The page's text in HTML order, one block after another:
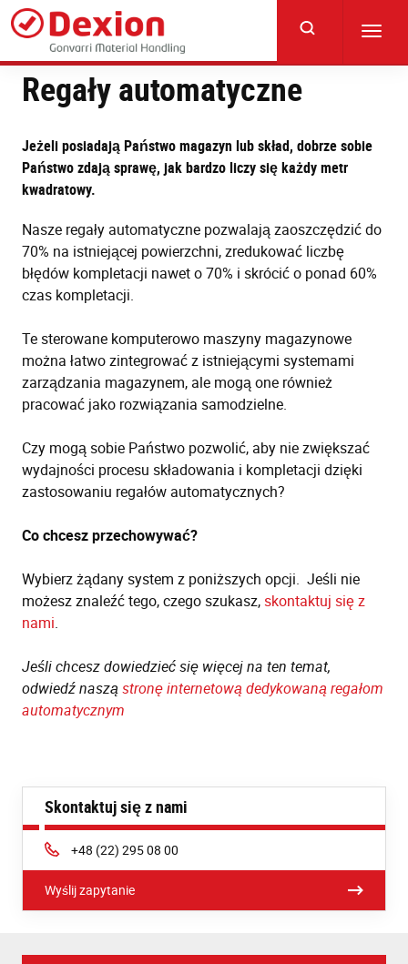
Skip
main
content
Regały automatyczne
Jeżeli posiadają Państwo magazyn lub skład, dobrze sobie
Państwo zdają sprawę, jak bardzo liczy się każdy metr
kwadratowy.
Nasze regały automatyczne pozwalają zaoszczędzić do
70% na istniejącej powierzchni, zredukować liczbę
błędów kompletacji nawet o 70% i skrócić o ponad 60%
czas kompletacji.
Te sterowane komputerowo maszyny magazynowe
można łatwo zintegrować z istniejącymi systemami
zarządzania magazynem, ale mogą one również
pracować jako rozwiązania samodzielne.
Czy mogą sobie Państwo pozwolić, aby nie zwiększać
wydajności procesu składowania i kompletacji dzięki
zastosowaniu regałów automatycznych?
Co chcesz przechowywać?
Wybierz żądany system z poniższych opcji. Jeśli nie
możesz znaleźć tego, czego szukasz,skontaktuj się z
nami.
Jeśli chcesz dowiedzieć się więcej na ten temat,
odwiedź nasząstronę internetową dedykowaną regałom
automatycznym
Skontaktuj się z nami
Phone:
+48 (22) 295 08 00
Wyślij zapytanie